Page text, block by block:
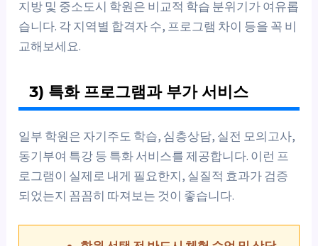
지방 및 중소도시 학원은 비교적 학습 분위기가 여유롭
습니다. 각 지역별 합격자 수, 프로그램 차이 등을 꼭 비
교해보세요.
3) 특화 프로그램과 부가 서비스
일부 학원은 자기주도 학습, 심층상담, 실전 모의고사,
동기부여 특강 등 특화 서비스를 제공합니다. 이런 프
로그램이 실제로 내게 필요한지, 실질적 효과가 검증
되었는지 꼼꼼히 따져보는 것이 좋습니다.